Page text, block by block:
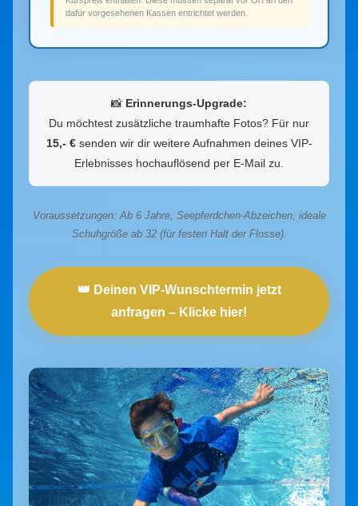
dafür vorgesehenen Kassen entrichtet werden.
📸 Erinnerungs-Upgrade:
Du möchtest zusätzliche traumhafte Fotos? Für nur
15,- €senden wir dir weitere Aufnahmen deines VIP-
Erlebnisses hochauflösend per E-Mail zu.
Voraussetzungen: Ab 6 Jahre, Seepferdchen-Abzeichen, ideale
Schuhgröße ab 32 (für festen Halt der Flosse).
👑 Deinen VIP-Wunschtermin jetzt
anfragen – Klicke hier!